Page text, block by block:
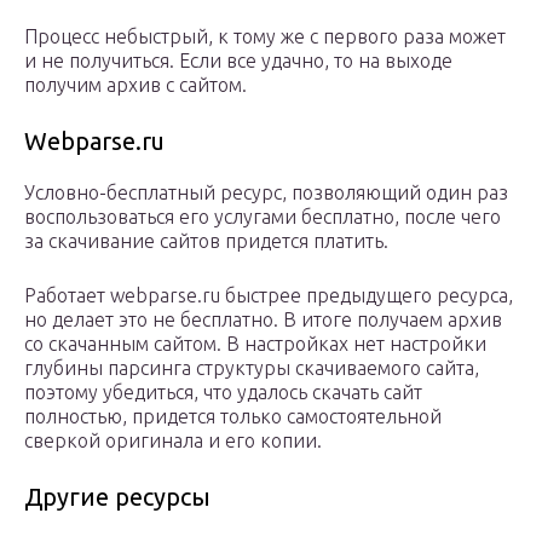
Процесс небыстрый, к тому же с первого раза может
и не получиться. Если все удачно, то на выходе
получим архив с сайтом.
Webparse.ru
Условно-бесплатный ресурс, позволяющий один раз
воспользоваться его услугами бесплатно, после чего
за скачивание сайтов придется платить.
Работает webparse.ru быстрее предыдущего ресурса,
но делает это не бесплатно. В итоге получаем архив
со скачанным сайтом. В настройках нет настройки
глубины парсинга структуры скачиваемого сайта,
поэтому убедиться, что удалось скачать сайт
полностью, придется только самостоятельной
сверкой оригинала и его копии.
Другие ресурсы